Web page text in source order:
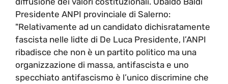
Presidente ANPI provinciale di Salerno:
"Relativamente ad un candidato dichisratamente
fascista nelle lidte di De Luca Presidente, l’ANPI
ribadisce che non è un partito politico ma una
organizzazione di massa, antifascista e uno
specchiato antifascismo è l’unico discrimine che